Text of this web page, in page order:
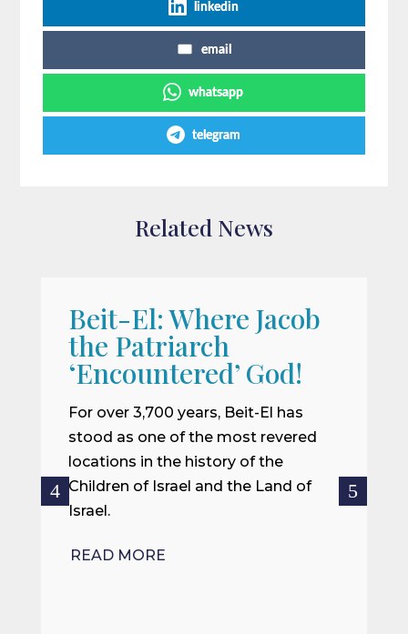
linkedin
email
whatsapp
telegram
Related News
Beit-El: Where Jacob
the Patriarch
‘Encountered’ God!
For over 3,700 years, Beit-El has
stood as one of the most revered
locations in the history of the
Children of Israel and the Land of
Israel.
READ MORE